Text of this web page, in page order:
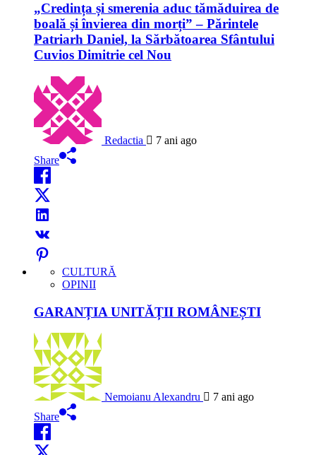
„Credința și smerenia aduc tămăduirea de
boală și învierea din morți” – Părintele
Patriarh Daniel, la Sărbătoarea Sfântului
Cuvios Dimitrie cel Nou
Redactia
7 ani ago
Share
CULTURĂ
OPINII
GARANȚIA UNITĂȚII ROMÂNEȘTI
Nemoianu Alexandru
7 ani ago
Share